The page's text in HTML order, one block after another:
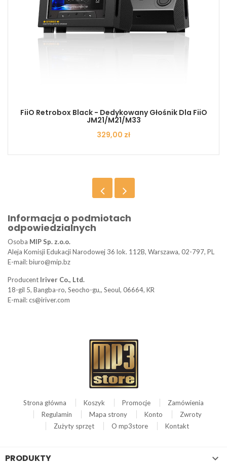
FiiO Retrobox Black - Dedykowany Głośnik Dla FiiO
JM21/M21/M33
Cena
329,00 zł
Informacja o podmiotach
odpowiedzialnych
Osoba MIP Sp. z.o.o.
Aleja Komisji Edukacji Narodowej 36 lok. 112B, Warszawa, 02-797, PL
E-mail: biuro@mip.bz
Producent Iriver Co., Ltd.
18-gil 5, Bangba-ro, Seocho-gu,, Seoul, 06664, KR
E-mail: cs@iriver.com
Strona główna Koszyk Promocje
Zamówienia
Regulamin
Mapa strony Konto
Zwroty
Zużyty sprzęt
O mp3store Kontakt
PRODUKTY 